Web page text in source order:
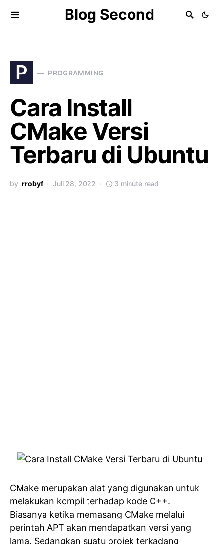
Blog Second
P PROGRAMMING
Cara Install
CMake Versi
Terbaru di Ubuntu
by rrobyf Juli 28, 2022 3 minute read
CMake merupakan alat yang digunakan untuk
melakukan kompil terhadap kode C++.
Biasanya ketika memasang CMake melalui
perintah APT akan mendapatkan versi yang
lama. Sedangkan suatu projek terkadang